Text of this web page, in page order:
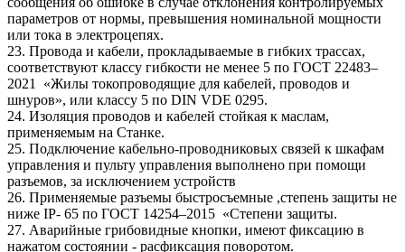
параметров от нормы, превышения номинальной мощности
или тока в электроцепях.
23. Провода и кабели, прокладываемые в гибких трассах,
соответствуют классу гибкости не менее 5 по ГОСТ 22483–
2021 «Жилы токопроводящие для кабелей, проводов и
шнуров», или классу 5 по DIN VDE 0295.
24. Изоляция проводов и кабелей стойкая к маслам,
применяемым на Станке.
25. Подключение кабельно-проводниковых связей к шкафам
управления и пульту управления выполнено при помощи
разъемов, за исключением устройств
26. Применяемые разъемы быстросъемные ,степень защиты не
ниже IP- 65 по ГОСТ 14254–2015 «Степени защиты.
27. Аварийные грибовидные кнопки, имеют фиксацию в
нажатом состоянии - расфиксация поворотом.